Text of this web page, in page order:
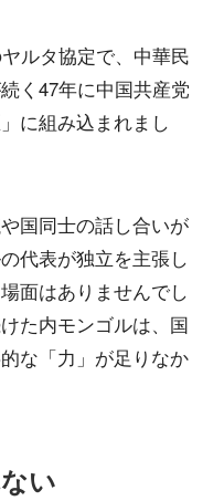
ルタ協定で、中華民
く47年に中国共産党
に組み込まれまし
国同士の話し合いが
代表が独立を主張し
面はありませんでし
た内モンゴルは、国
な「力」が足りなか
い